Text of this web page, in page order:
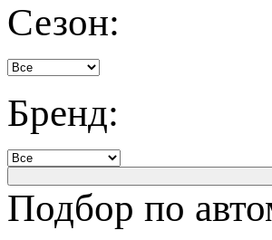
Сезон:
Бренд:
Подбор по